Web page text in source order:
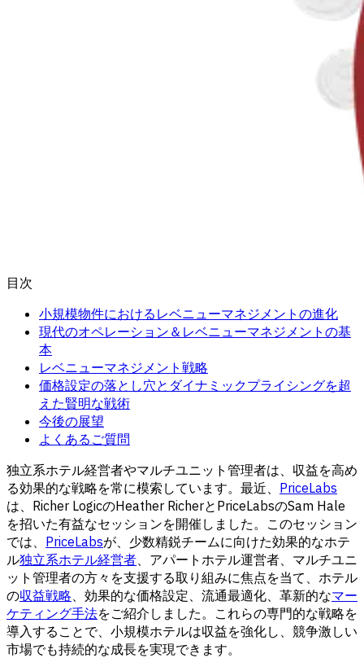
目次
小規模物件におけるレベニューマネジメントの進化
現代のオペレーション＆レベニューマネジメントの基
本
レベニューマネジメント戦略
価格設定の落とし穴とダイナミックプライシングを超
えた賢明な戦術
今後の展望
よくあるご質問
独立系ホテル経営者やマルチユニット管理者は、収益を高め
る効果的な戦略を常に模索しています。最近、 PriceLabs
は、Richer LogicのHeather RicherとPriceLabsのSam Hale
を招いた有益なセッションを開催しました。このセッション
では、 PriceLabsが、少数精鋭チームに向けた効果的なホテ
ル独立系ホテル経営者 アパートホテル運営者 、マルチユニ
ット管理者の方々を支援する取り組みに焦点を当て、ホテル
の収益戦略 、効果的な価格設定、流通最適化、革新的なマー
ケティング手法をご紹介しました。これらの専門的な戦略を
導入することで、小規模ホテルは収益を強化し、競争激しい
市場でも持続的な成長を実現できます。